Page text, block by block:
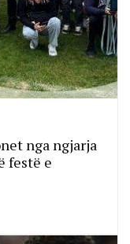
nga ngjarja
festë e